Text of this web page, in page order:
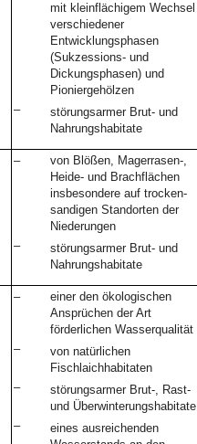
mit kleinflächigem Wechsel
verschiedener
Entwicklungsphasen
(Sukzessions- und
Dickungsphasen) und
Pioniergehölzen
–
störungsarmer Brut- und
Nahrungshabitate
–
von Blößen, Magerrasen-,
Heide- und Brachflächen
insbesondere auf trocken-
sandigen Standorten der
Niederungen
–
störungsarmer Brut- und
Nahrungshabitate
–
einer den ökologischen
Ansprüchen der Art
förderlichen Wasserqualität
–
von natürlichen
Fischlaichhabitaten
–
störungsarmer Brut-, Rast-
und Überwinterungshabitate
–
eines ausreichenden